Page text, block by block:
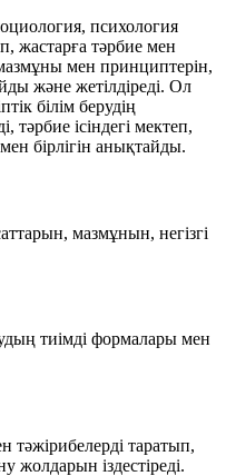
психология
жастарға тәрбие мен
мазмұны мен принциптерін,
және жетілдіреді. Ол
білім берудің
тәрбие ісіндегі мектеп,
бірлігін анықтайды.
мазмұнын, негізгі
тиімді формалары мен
тәжірибелерді таратып,
іздестіреді.